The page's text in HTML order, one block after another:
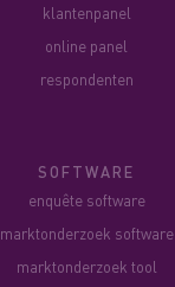
klantenpanel
online panel
respondenten
SOFTWARE
enquête software
marktonderzoek software
marktonderzoek tool